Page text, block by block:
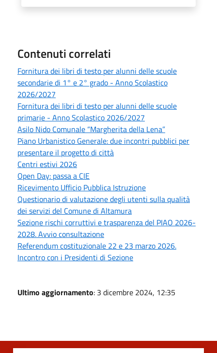
Contenuti correlati
Fornitura dei libri di testo per alunni delle scuole
secondarie di 1° e 2° grado - Anno Scolastico
2026/2027
Fornitura dei libri di testo per alunni delle scuole
primarie - Anno Scolastico 2026/2027
Asilo Nido Comunale “Margherita della Lena”
Piano Urbanistico Generale: due incontri pubblici per
presentare il progetto di città
Centri estivi 2026
Open Day: passa a CIE
Ricevimento Ufficio Pubblica Istruzione
Questionario di valutazione degli utenti sulla qualità
dei servizi del Comune di Altamura
Sezione rischi corruttivi e trasparenza del PIAO 2026-
2028. Avvio consultazione
Referendum costituzionale 22 e 23 marzo 2026.
Incontro con i Presidenti di Sezione
Ultimo aggiornamento: 3 dicembre 2024, 12:35